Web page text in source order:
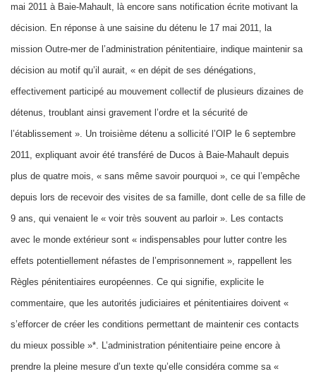
mai 2011 à Baie-Mahault, là encore sans notification écrite motivant la
décision. En réponse à une saisine du détenu le 17 mai 2011, la
mission Outre-mer de l’administration pénitentiaire, indique maintenir sa
décision au motif qu’il aurait, « en dépit de ses dénégations,
effectivement participé au mouvement collectif de plusieurs dizaines de
détenus, troublant ainsi gravement l’ordre et la sécurité de
l’établissement ». Un troisième détenu a sollicité l’OIP le 6 septembre
2011, expliquant avoir été transféré de Ducos à Baie-Mahault depuis
plus de quatre mois, « sans même savoir pourquoi », ce qui l’empêche
depuis lors de recevoir des visites de sa famille, dont celle de sa fille de
9 ans, qui venaient le « voir très souvent au parloir ». Les contacts
avec le monde extérieur sont « indispensables pour lutter contre les
effets potentiellement néfastes de l’emprisonnement », rappellent les
Règles pénitentiaires européennes. Ce qui signifie, explicite le
commentaire, que les autorités judiciaires et pénitentiaires doivent «
s’efforcer de créer les conditions permettant de maintenir ces contacts
du mieux possible »*. L’administration pénitentiaire peine encore à
prendre la pleine mesure d’un texte qu’elle considéra comme sa «